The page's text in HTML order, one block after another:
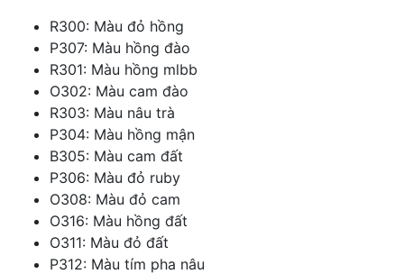
R300: Màu đỏ hồng
P307: Màu hồng đào
R301: Màu hồng mlbb
O302: Màu cam đào
R303: Màu nâu trà
P304: Màu hồng mận
B305: Màu cam đất
P306: Màu đỏ ruby
O308: Màu đỏ cam
O316: Màu hồng đất
O311: Màu đỏ đất
P312: Màu tím pha nâu